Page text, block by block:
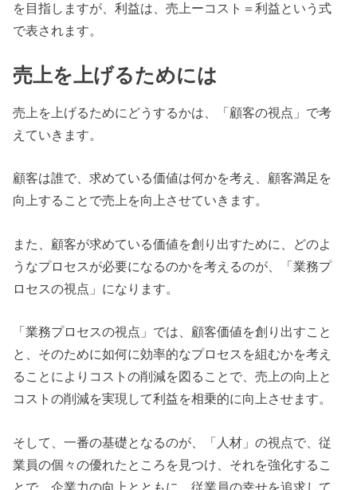
を目指しますが、利益は、売上ーコスト＝利益という式
で表されます。
売上を上げるためには
売上を上げるためにどうするかは、「顧客の視点」で考
えていきます。
顧客は誰で、求めている価値は何かを考え、顧客満足を
向上することで売上を向上させていきます。
また、顧客が求めている価値を創り出すために、どのよ
うなプロセスが必要になるのかを考えるのが、「業務プ
ロセスの視点」になります。
「業務プロセスの視点」では、顧客価値を創り出すこと
と、そのために如何に効率的なプロセスを組むかを考え
ることによりコストの削減を図ることで、売上の向上と
コストの削減を実現して利益を相乗的に向上させます。
そして、一番の基礎となるのが、「人材」の視点で、従
業員の個々の優れたところを見つけ、それを強化するこ
とで、企業力の向上とともに、従業員の幸せを追求して